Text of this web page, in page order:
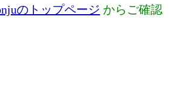
のトップページ からご確認